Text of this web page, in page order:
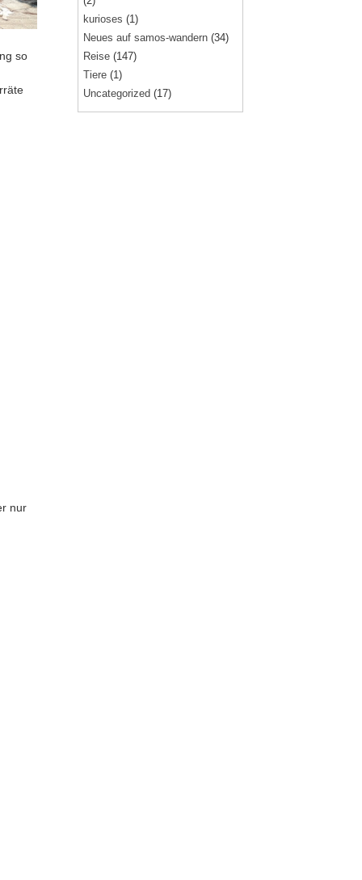
so
nur
kurioses (1)
Neues auf samos-wandern (34)
Reise (147)
Tiere (1)
Uncategorized (17)